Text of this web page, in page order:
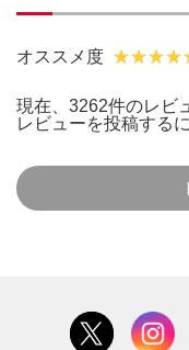
オススメ度
現在、3262件のレビ
レビューを投稿する